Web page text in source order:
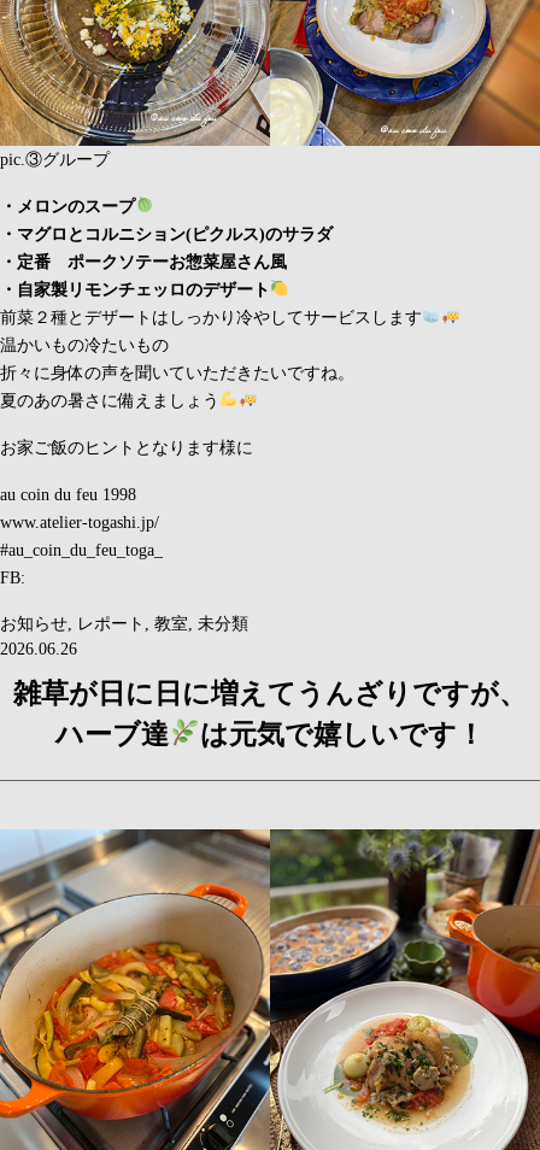
pic.③グループ
・メロンのスープ
・マグロとコルニション(ピクルス)のサラダ
・定番 ポークソテーお惣菜屋さん風
・自家製リモンチェッロのデザート
前菜２種とデザートはしっかり冷やしてサービスします
温かいもの冷たいもの
折々に身体の声を聞いていただきたいですね。
夏のあの暑さに備えましょう
お家ご飯のヒントとなります様に
au coin du feu 1998
www.atelier-togashi.jp/
#au_coin_du_feu_toga_
FB:
お知らせ レポート 教室 未分類
2026.06.26
雑草が日に日に増えてうんざりですが、
ハーブ達
は元気で嬉しいです！